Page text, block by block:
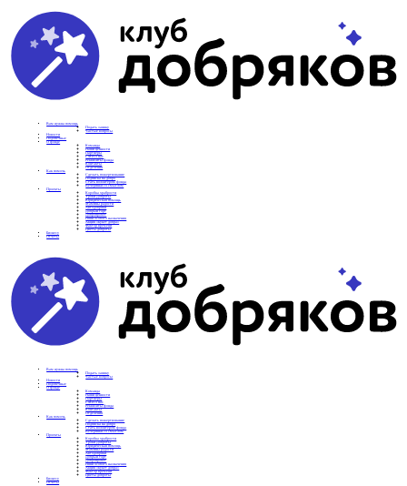
Вам нужна помощь
Подать заявку
Частые вопросы
Новости
Подопечные
О фонде
Команда
Наши ценности
Партнеры
СМИ о нас
Реквизиты фонда
Контакты
Отделения
Как помочь
Сделать пожертвование
Подписка на добро
Стать волонтером фонда
Вечеринки со смыслом
Проекты
Коробка храбрости
Уроки Доброты
Юридическая помощь
Мамины радости
Автодобряки
Добрый торт
Добропробег
Няни особого назначения
Акция «Букет добра»
Фактор времени
Цветы доброты
Бизнесу
Отчеты
Вам нужна помощь
Подать заявку
Частые вопросы
Новости
Подопечные
О фонде
Команда
Наши ценности
Партнеры
СМИ о нас
Реквизиты фонда
Контакты
Отделения
Как помочь
Сделать пожертвование
Подписка на добро
Стать волонтером фонда
Вечеринки со смыслом
Проекты
Коробка храбрости
Уроки Доброты
Юридическая помощь
Мамины радости
Автодобряки
Добрый торт
Добропробег
Няни особого назначения
Акция «Букет добра»
Фактор времени
Цветы доброты
Бизнесу
Отчеты